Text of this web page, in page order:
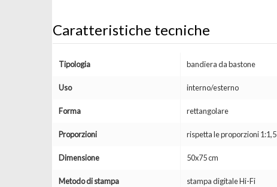
Caratteristiche tecniche
Tipologia bandiera da bastone
Uso interno/esterno
Forma rettangolare
Proporzioni rispetta le proporzioni 1:1,5
Dimensione 50x75 cm
Metodo di stampa stampa digitale Hi-Fi